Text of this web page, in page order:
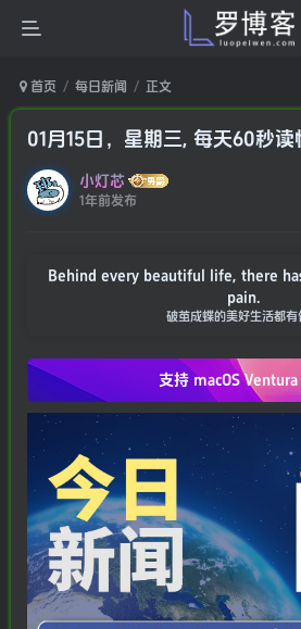
首页 每日新闻 正文
01月15日，星期三, 每天60秒读
小灯芯
1年前发布
Behind every beautiful life, there
pain.
破茧成蝶的美好生活都有
支持 macOSVentura